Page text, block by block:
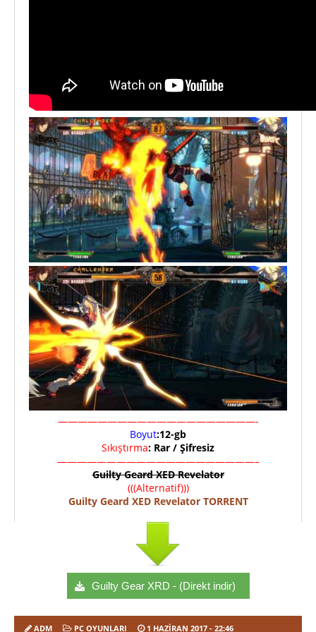
————————————————————-
Boyut:12-gb
Sıkıştırma: Rar / Şifresiz
————————————————————–
Guilty Geard XED Revelator
(((Alternatif)))
Guilty Geard XED Revelator TORRENT
Guilty Gear XRD - (Direkt indir)
ADM PC OYUNLARI 1 HAZIRAN 2017 - 22:46